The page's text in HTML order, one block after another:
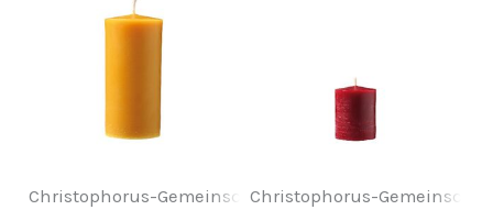
Christophorus-GemeinschaftChristophorus-